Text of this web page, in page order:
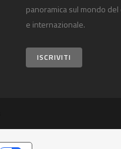
panoramica sul mondo
e internazionale.
ISCRIVITI